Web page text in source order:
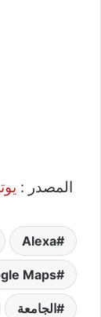
المصدر :
Alexa
Maps
الجامعة